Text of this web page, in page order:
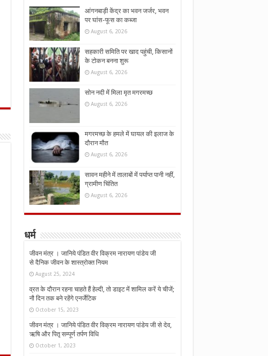
आंगनबाड़ी केंद्र का भवन जर्जर, भवन
पर घांस-फूस का कब्जा
August 6, 2026
सहकारी समिति पर खाद पहुंची, किसानों
के टोकन बनना शुरू
August 6, 2026
सोन नदी में मिला मृत मगरमच्छ
August 6, 2026
मगरमच्छ के हमले में घायल की इलाज के
दौरान मौत
August 6, 2026
सावन महीने में तालाबों में पर्याप्त पानी नहीं,
ग्रामीण चिंतित
August 6, 2026
धर्म
जीवन मंत्र । जानिये पंडित वीर विक्रम नारायण पांडेय जी
से दैनिक जीवन के शास्त्रोक्त नियम
August 25, 2024
व्रत के दौरान रहना चाहते हैं हेल्दी, तो डाइट में शामिल करें ये चीजें;
नौ दिन तक बने रहेंगे एनर्जेटिक
October 15, 2023
जीवन मंत्र । जानिये पंडित वीर विक्रम नारायण पांडेय जी से देव,
ऋषि और पितृ सम्पूर्ण तर्पण विधि
October 1, 2023